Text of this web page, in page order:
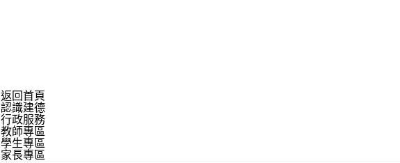
返回首頁
認識建德
行政服務
教師專區
學生專區
家長專區